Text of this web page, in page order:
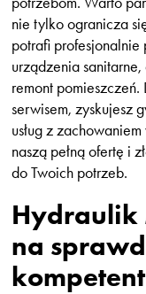
nie tylko ogranicza
potrafi profesjonalnie
urządzenia
remont pomieszczeń.
serwisem, zyskujesz
usług z
naszą pełną ofertę i
do Twoich potrzeb.
na